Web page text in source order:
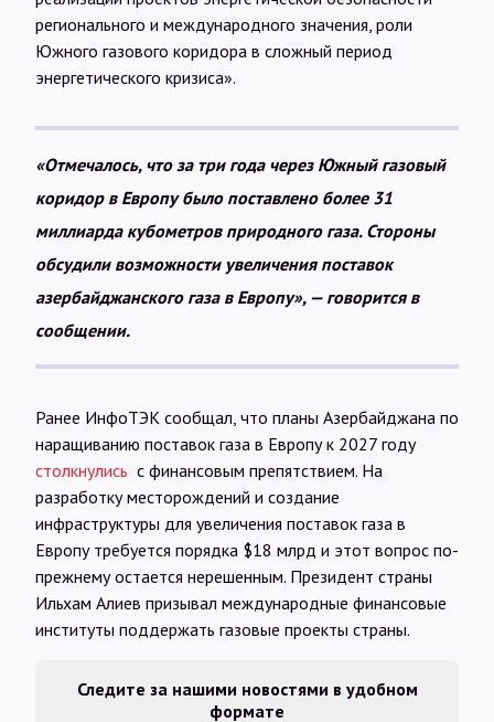
регионального и международного значения, роли
Южного газового коридора в сложный период
энергетического кризиса».
«Отмечалось, что за три года через Южный газовый
коридор в Европу было поставлено более 31
миллиарда кубометров природного газа. Стороны
обсудили возможности увеличения поставок
азербайджанского газа в Европу», — говорится в
сообщении.
Ранее ИнфоТЭК сообщал, что планы Азербайджана по
наращиванию поставок газа в Европу к 2027 году
столкнулись с финансовым препятствием. На
разработку месторождений и создание
инфраструктуры для увеличения поставок газа в
Европу требуется порядка $18 млрд и этот вопрос по-
прежнему остается нерешенным. Президент страны
Ильхам Алиев призывал международные финансовые
институты поддержать газовые проекты страны.
Следите за нашими новостями в удобном
формате